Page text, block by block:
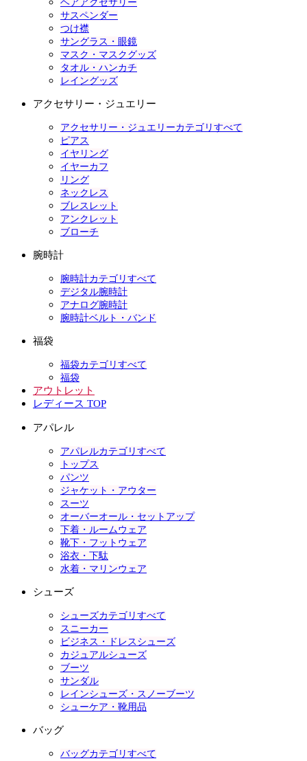
ヘアアクセサリー
サスペンダー
つけ襟
サングラス・眼鏡
マスク・マスクグッズ
タオル・ハンカチ
レイングッズ
アクセサリー・ジュエリー
アクセサリー・ジュエリーカテゴリすべて
ピアス
イヤリング
イヤーカフ
リング
ネックレス
ブレスレット
アンクレット
ブローチ
腕時計
腕時計カテゴリすべて
デジタル腕時計
アナログ腕時計
腕時計ベルト・バンド
福袋
福袋カテゴリすべて
福袋
アウトレット
レディース TOP
アパレル
アパレルカテゴリすべて
トップス
パンツ
ジャケット・アウター
スーツ
オーバーオール・セットアップ
下着・ルームウェア
靴下・フットウェア
浴衣・下駄
水着・マリンウェア
シューズ
シューズカテゴリすべて
スニーカー
ビジネス・ドレスシューズ
カジュアルシューズ
ブーツ
サンダル
レインシューズ・スノーブーツ
シューケア・靴用品
バッグ
バッグカテゴリすべて